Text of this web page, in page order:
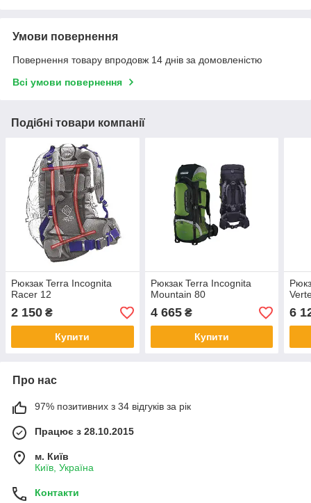
Умови повернення
Повернення товару впродовж 14 днів за домовленістю
Всі умови повернення
Подібні товари компанії
Рюкзак Terra Incognita
Racer 12
2 150 ₴
Купити
Рюкзак Terra Incognita
Mountain 80
4 665₴
Купити
6
Про нас
97% позитивних з 34 відгуків за рік
Працює з 28.10.2015
м. Київ
Київ, Україна
Контакти